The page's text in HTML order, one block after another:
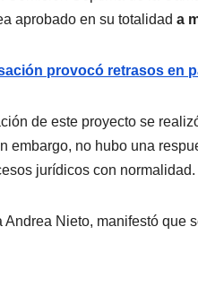
aprobado en su totalidad a
provocó retrasos en
de este proyecto se
embargo, no hubo una
jurídicos con normalidad.
Nieto, manifestó que